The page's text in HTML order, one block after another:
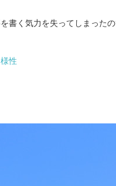
書く気力を失ってしまった
性